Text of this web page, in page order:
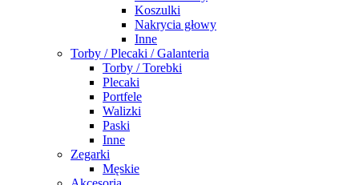
Koszulki
Nakrycia głowy
Inne
Torby / Plecaki / Galanteria
Torby / Torebki
Plecaki
Portfele
Walizki
Paski
Inne
Zegarki
Męskie